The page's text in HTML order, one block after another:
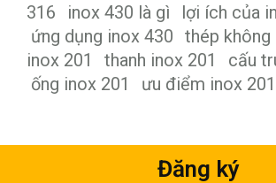
316
inox 430 là gì
lợi ích của
ứng dụng inox 430 thép không
inox 201
thanh inox 201
cấu
ống inox 201
ưu điểm inox 201
Đăng ký